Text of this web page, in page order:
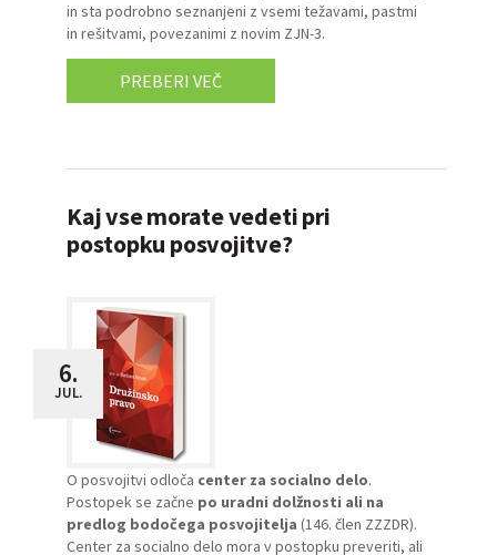
in sta podrobno seznanjeni z vsemi težavami, pastmi
in rešitvami, povezanimi z novim ZJN-3.
PREBERI VEČ
Kaj vse morate vedeti pri
postopku posvojitve?
6.
JUL.
O posvojitvi odloča center za socialno delo.
Postopek se začne po uradni dolžnosti ali na
predlog bodočega posvojitelja (146. člen ZZZDR).
Center za socialno delo mora v postopku preveriti, ali